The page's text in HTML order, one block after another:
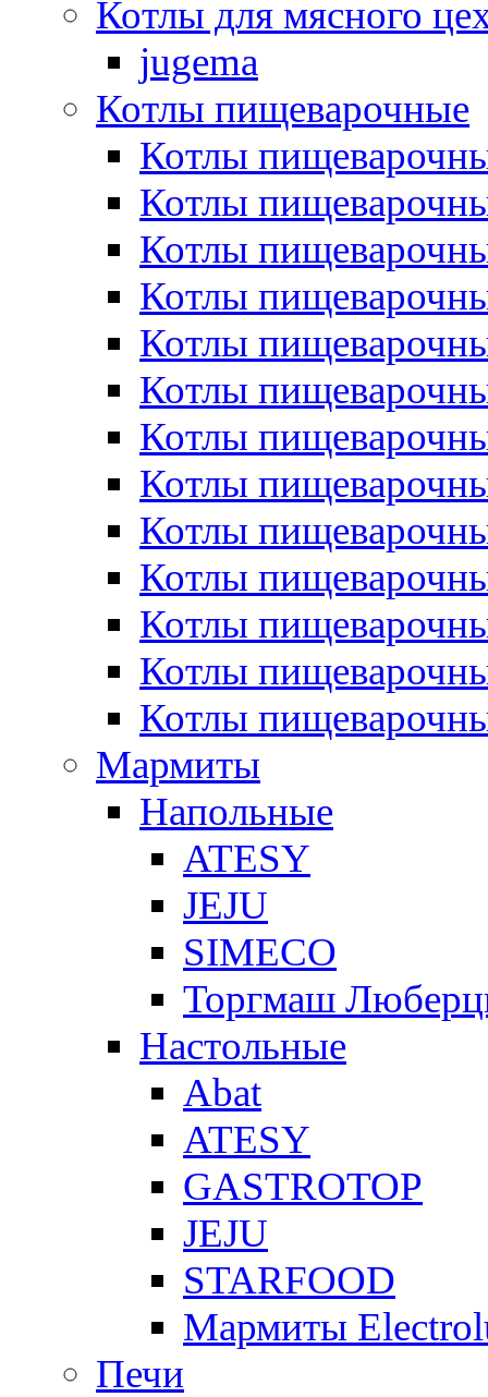
Котлы для мясного
jugema
Котлы пищеварочные
Котлы
Котлы
Котлы
Котлы
Котлы
Котлы
Котлы
Котлы
Котлы
Котлы
Котлы
Котлы
Котлы
Мармиты
Напольные
ATESY
JEJU
SIMECO
Торгмаш
Настольные
Abat
ATESY
GASTROTOP
JEJU
STARFOOD
Мармиты
Печи